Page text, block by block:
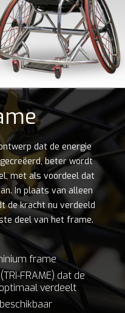
dat de energie
beter wordt
met als voordeel dat
In plaats van alleen
de kracht nu verdeeld
deel van het frame.
frame
FRAME) dat de
verdeelt